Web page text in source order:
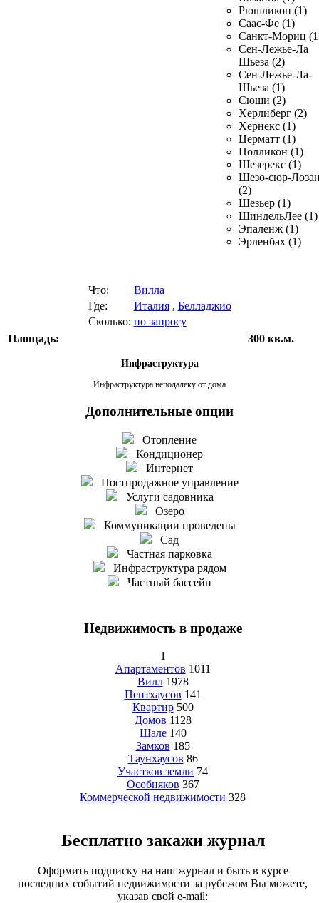
Рюшликон (1)
Саас-Фе (1)
Санкт-Мориц
Сен-Лежье-Ла
Шьеза (2)
Сен-Лежье-Ла-
Шьеза (1)
Сюши (2)
Херлиберг (2)
Хернекс (1)
Церматт (1)
Цолликон (1)
Шезерекс (1)
Шезо-сюр-
(2)
Шезьер (1)
ШиндельЛее (1)
Эпаленж (1)
Эрленбах (1)
Что:
Вилла
Где:
Италия, Белладжио
Сколько: по запросу
Площадь:
300 кв.м.
Инфраструктура
Инфраструктура неподалеку от дома
Дополнительные опции
Отопление
Кондиционер
Интернет
Постпродажное управление
Услуги садовника
Озеро
Коммуникации проведены
Сад
Частная парковка
Инфраструктура рядом
Частный бассейн
Недвижимость в продаже
1
Апартаментов 1011
Вилл 1978
Пентхаусов 141
Квартир 500
Домов 1128
Шале 140
Замков 185
Таунхаусов 86
Участков земли 74
Особняков 367
Коммерческой недвижимости 328
Бесплатно закажи журнал
Оформить подписку на наш журнал и быть в курсе
последних событий недвижимости за рубежом Вы можете,
указав свой e-mail: